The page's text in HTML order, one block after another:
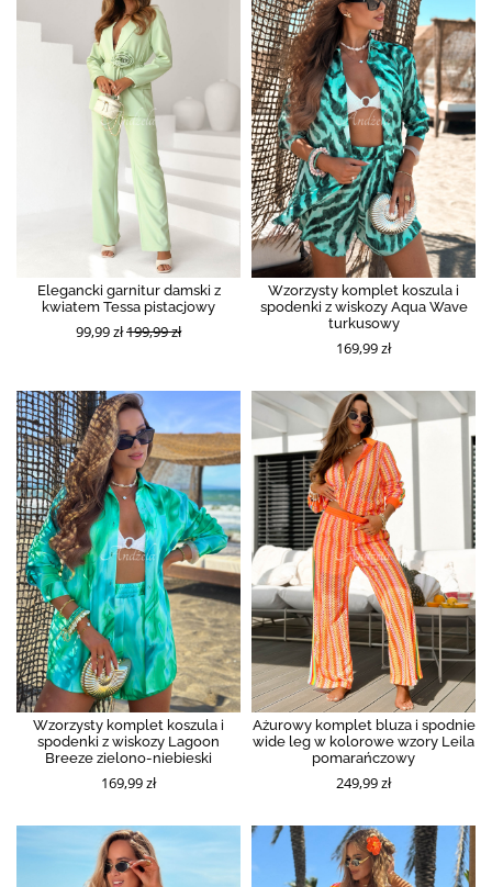
Elegancki garnitur damski z
kwiatem Tessa pistacjowy
99,99 zł199,99 zł
Wzorzysty komplet koszula i
spodenki z wiskozy Aqua Wave
turkusowy
169,99 zł
Wzorzysty komplet koszula i
spodenki z wiskozy Lagoon
Breeze zielono-niebieski
169,99 zł
Ażurowy komplet bluza i spodnie
wide leg w kolorowe wzory Leila
pomarańczowy
249,99 zł